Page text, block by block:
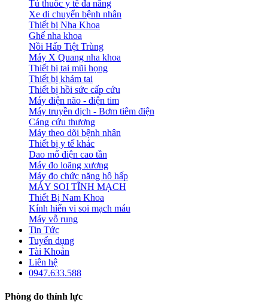
Tủ thuốc y tế đa năng
Xe di chuyển bệnh nhân
Thiết bị Nha Khoa
Ghế nha khoa
Nồi Hấp Tiệt Trùng
Máy X Quang nha khoa
Thiết bị tai mũi họng
Thiết bị khám tai
Thiết bị hồi sức cấp cứu
Máy điện não - điện tim
Máy truyền dịch - Bơm tiêm điện
Cáng cứu thương
Máy theo dõi bệnh nhân
Thiết bị y tế khác
Dao mổ điện cao tần
Máy đo loãng xương
Máy đo chức năng hô hấp
MÁY SOI TĨNH MẠCH
Thiết Bị Nam Khoa
Kính hiển vi soi mạch máu
Máy vỗ rung
Tin Tức
Tuyển dụng
Tài Khoản
Liên hệ
0947.633.588
Phòng đo thính lực